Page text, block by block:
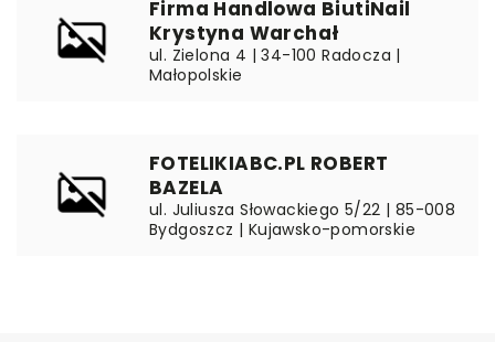
Firma Handlowa BiutiNail
Krystyna Warchał
ul. Zielona 4 | 34-100 Radocza |
Małopolskie
FOTELIKIABC.PL ROBERT
BAZELA
ul. Juliusza Słowackiego 5/22 | 85-008
Bydgoszcz | Kujawsko-pomorskie